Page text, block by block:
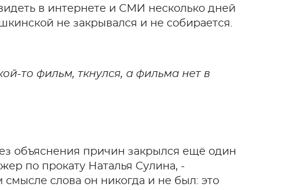
в интернете и СМИ несколько дней
не закрывался и не собирается.
то фильм, ткнулся, а фильма нет в
объяснения причин закрылся ещё один
по прокату Наталья Сулина, -
слова он никогда и не был: это